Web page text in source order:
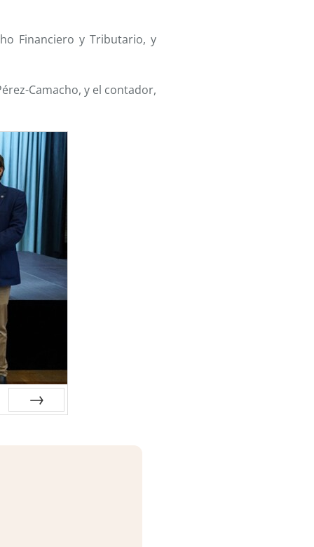
Financiero y Tributario, y
Camacho, y el contador,